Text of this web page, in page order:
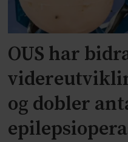
OUS har
og dobler